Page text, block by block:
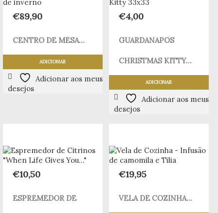
€89,90
CENTRO DE MESA...
ADICIONAR
Adicionar aos meus
desejos
€4,00
GUARDANAPOS
CHRISTMAS KITTY...
ADICIONAR
Adicionar aos meus
desejos
€10,50
ESPREMEDOR DE
€19,95
VELA DE COZINHA...